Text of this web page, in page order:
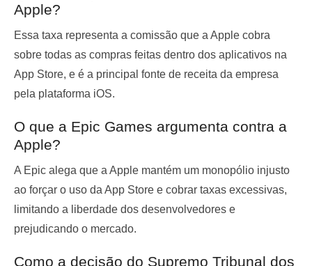
Apple?
Essa taxa representa a comissão que a Apple cobra
sobre todas as compras feitas dentro dos aplicativos na
App Store, e é a principal fonte de receita da empresa
pela plataforma iOS.
O que a Epic Games argumenta contra a
Apple?
A Epic alega que a Apple mantém um monopólio injusto
ao forçar o uso da App Store e cobrar taxas excessivas,
limitando a liberdade dos desenvolvedores e
prejudicando o mercado.
Como a decisão do Supremo Tribunal dos